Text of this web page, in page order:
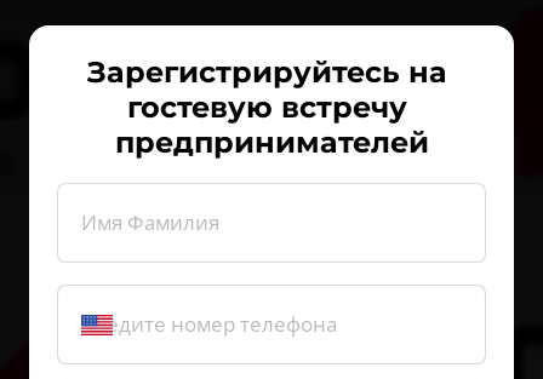
Зарегистрируйтесь на
гостевую встречу
предпринимателей